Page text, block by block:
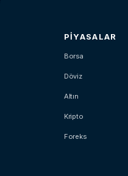
PIYASALAR
Borsa
Döviz
Altın
Kripto
Foreks